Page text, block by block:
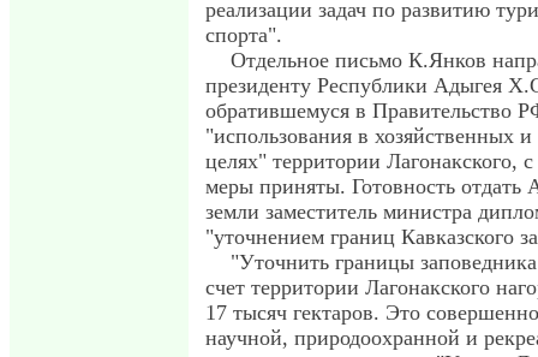
реализации задач по развитию
спорта".
Отдельное письмо К.Янков
президенту Республики Адыгея
обратившемуся в Правительство
"использования в хозяйственных
целях" территории Лагонакского,
меры приняты. Готовность отдать
земли заместитель министра
"уточнением границ Кавказского
"Уточнить границы
счет территории Лагонакского
17 тысяч гектаров. Это
научной, природоохранной и